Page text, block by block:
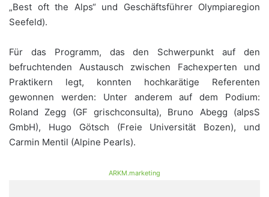
„Best oft the Alps“ und Geschäftsführer Olympiaregion
Seefeld).
Für das Programm, das den Schwerpunkt auf den
befruchtenden Austausch zwischen Fachexperten und
Praktikern legt, konnten hochkarätige Referenten
gewonnen werden: Unter anderem auf dem Podium:
Roland Zegg (GF grischconsulta), Bruno Abegg (alpsS
GmbH), Hugo Götsch (Freie Universität Bozen), und
Carmin Mentil (Alpine Pearls).
ARKM.marketing